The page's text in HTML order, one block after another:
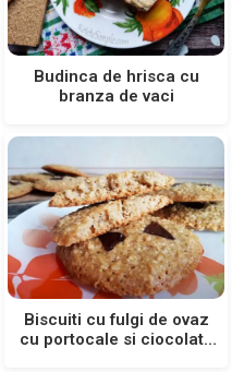
Budinca de hrisca cu
branza de vaci
Biscuiti cu fulgi de ovaz
cu portocale si ciocolata